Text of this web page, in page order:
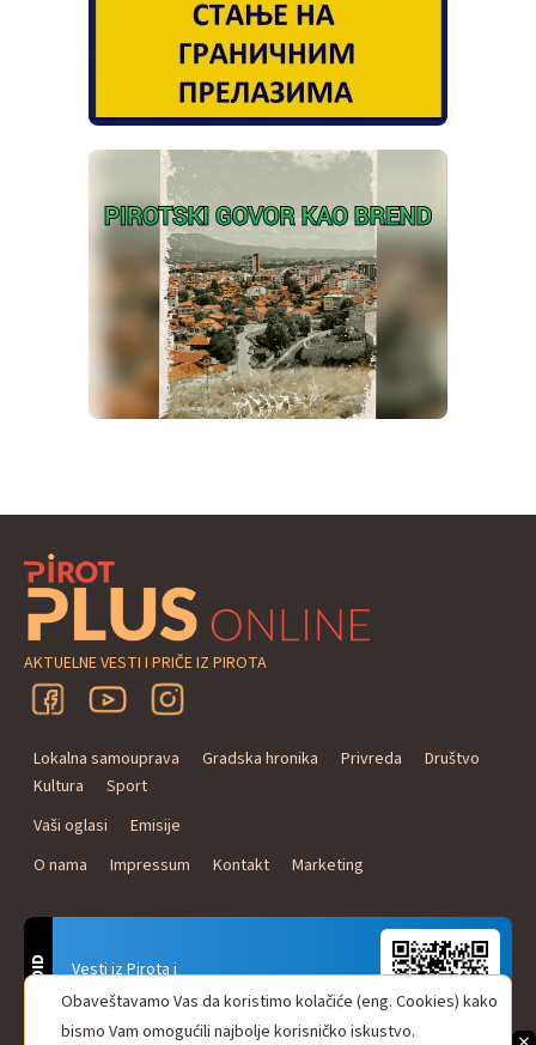
AKTUELNE VESTI I PRIČE IZ PIROTA
Lokalna samouprava Gradska hronika Privreda
Društvo
Kultura
Sport
Vaši oglasi
Emisije
O nama
Impressum Kontakt Marketing
Vesti iz Pirota i
Naxi Plus Radio
Uvek u Vašem džepu!
ANDROID Obaveštavamo Vas da koristimo kolačiće (eng. Cookies) kako
bismo Vam omogućili najbolje korisničko iskustvo.